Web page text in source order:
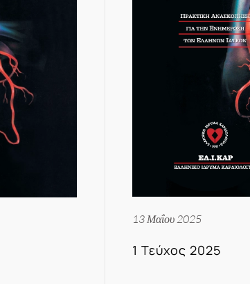
13 Μαΐου 2025
1 Τεύχος 2025